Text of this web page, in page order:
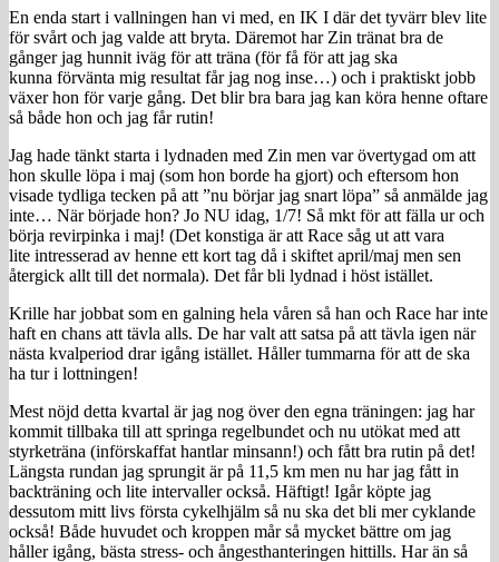
En enda start i vallningen han vi med, en IK I där det tyvärr blev lite
för svårt och jag valde att bryta. Däremot har Zin tränat bra de
gånger jag hunnit iväg för att träna (för få för att jag ska
kunna förvänta mig resultat får jag nog inse…) och i praktiskt jobb
växer hon för varje gång. Det blir bra bara jag kan köra henne oftare
så både hon och jag får rutin!
Jag hade tänkt starta i lydnaden med Zin men var övertygad om att
hon skulle löpa i maj (som hon borde ha gjort) och eftersom hon
visade tydliga tecken på att ”nu börjar jag snart löpa” så anmälde jag
inte… När började hon? Jo NU idag, 1/7! Så mkt för att fälla ur och
börja revirpinka i maj! (Det konstiga är att Race såg ut att vara
lite intresserad av henne ett kort tag då i skiftet april/maj men sen
återgick allt till det normala). Det får bli lydnad i höst istället.
Krille har jobbat som en galning hela våren så han och Race har inte
haft en chans att tävla alls. De har valt att satsa på att tävla igen när
nästa kvalperiod drar igång istället. Håller tummarna för att de ska
ha tur i lottningen!
Mest nöjd detta kvartal är jag nog över den egna träningen: jag har
kommit tillbaka till att springa regelbundet och nu utökat med att
styrketräna (införskaffat hantlar minsann!) och fått bra rutin på det!
Längsta rundan jag sprungit är på 11,5 km men nu har jag fått in
backträning och lite intervaller också. Häftigt! Igår köpte jag
dessutom mitt livs första cykelhjälm så nu ska det bli mer cyklande
också! Både huvudet och kroppen mår så mycket bättre om jag
håller igång, bästa stress- och ångesthanteringen hittills. Har än så